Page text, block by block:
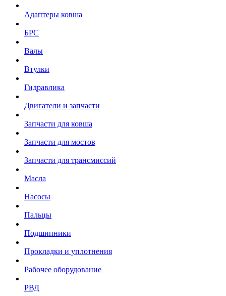
Адаптеры ковша
БРС
Валы
Втулки
Гидравлика
Двигатели и запчасти
Запчасти для ковша
Запчасти для мостов
Запчасти для трансмиссий
Масла
Насосы
Пальцы
Подшипники
Прокладки и уплотнения
Рабочее оборудование
РВД